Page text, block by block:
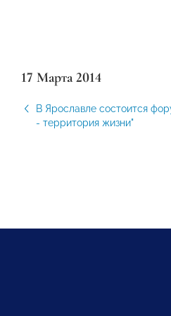
17 Марта 2014
В Ярославле состоится
- территория жизни"